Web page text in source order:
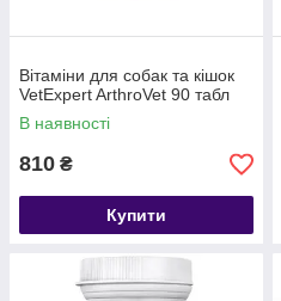
Вітаміни для собак та кішок
VetExpert ArthroVet 90 табл
В наявності
810 ₴
Купити